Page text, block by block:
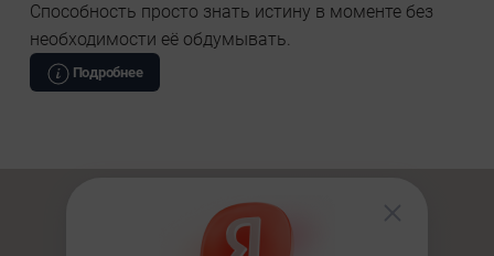
Способность просто знать истину в моменте без
необходимости её обдумывать.
Подробнее
Хотите узнать больше о себе и своем
предназначении?